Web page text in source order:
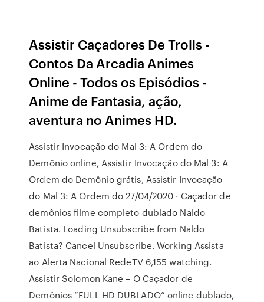
Assistir Caçadores De Trolls -
Contos Da Arcadia Animes
Online - Todos os Episódios -
Anime de Fantasia, ação,
aventura no Animes HD.
Assistir Invocação do Mal 3: A Ordem do
Demônio online, Assistir Invocação do Mal 3: A
Ordem do Demônio grátis, Assistir Invocação
do Mal 3: A Ordem do 27/04/2020 · Caçador de
demônios filme completo dublado Naldo
Batista. Loading Unsubscribe from Naldo
Batista? Cancel Unsubscribe. Working Assista
ao Alerta Nacional RedeTV 6,155 watching.
Assistir Solomon Kane – O Caçador de
Demônios ”FULL HD DUBLADO” online dublado,